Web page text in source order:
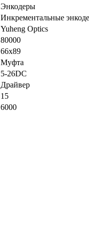
Энкодеры
Инкрементальные
Yuheng Optics
80000
66x89
Муфта
5-26DC
Драйвер
15
6000